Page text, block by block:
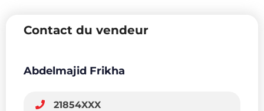
Contact du vendeur
Abdelmajid Frikha
21854XXX